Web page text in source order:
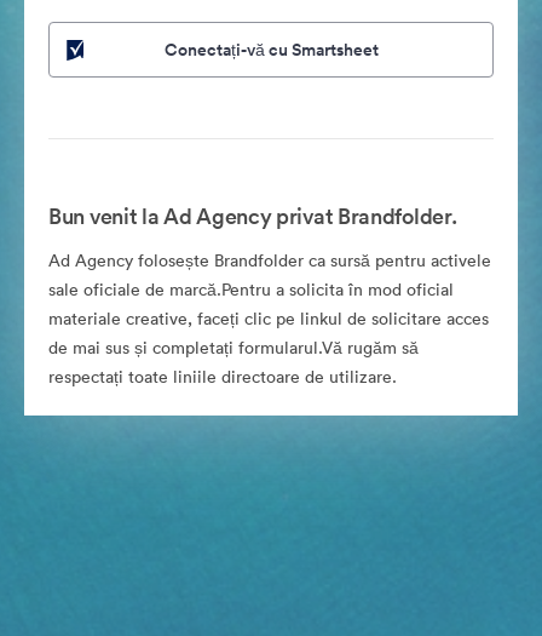
Conectați-vă cu Smartsheet
Bun venit la Ad Agency privat Brandfolder.
Ad Agency folosește Brandfolder ca sursă pentru activele
sale oficiale de marcă.Pentru a solicita în mod oficial
materiale creative, faceți clic pe linkul de solicitare acces
de mai sus și completați formularul.Vă rugăm să
respectați toate liniile directoare de utilizare.